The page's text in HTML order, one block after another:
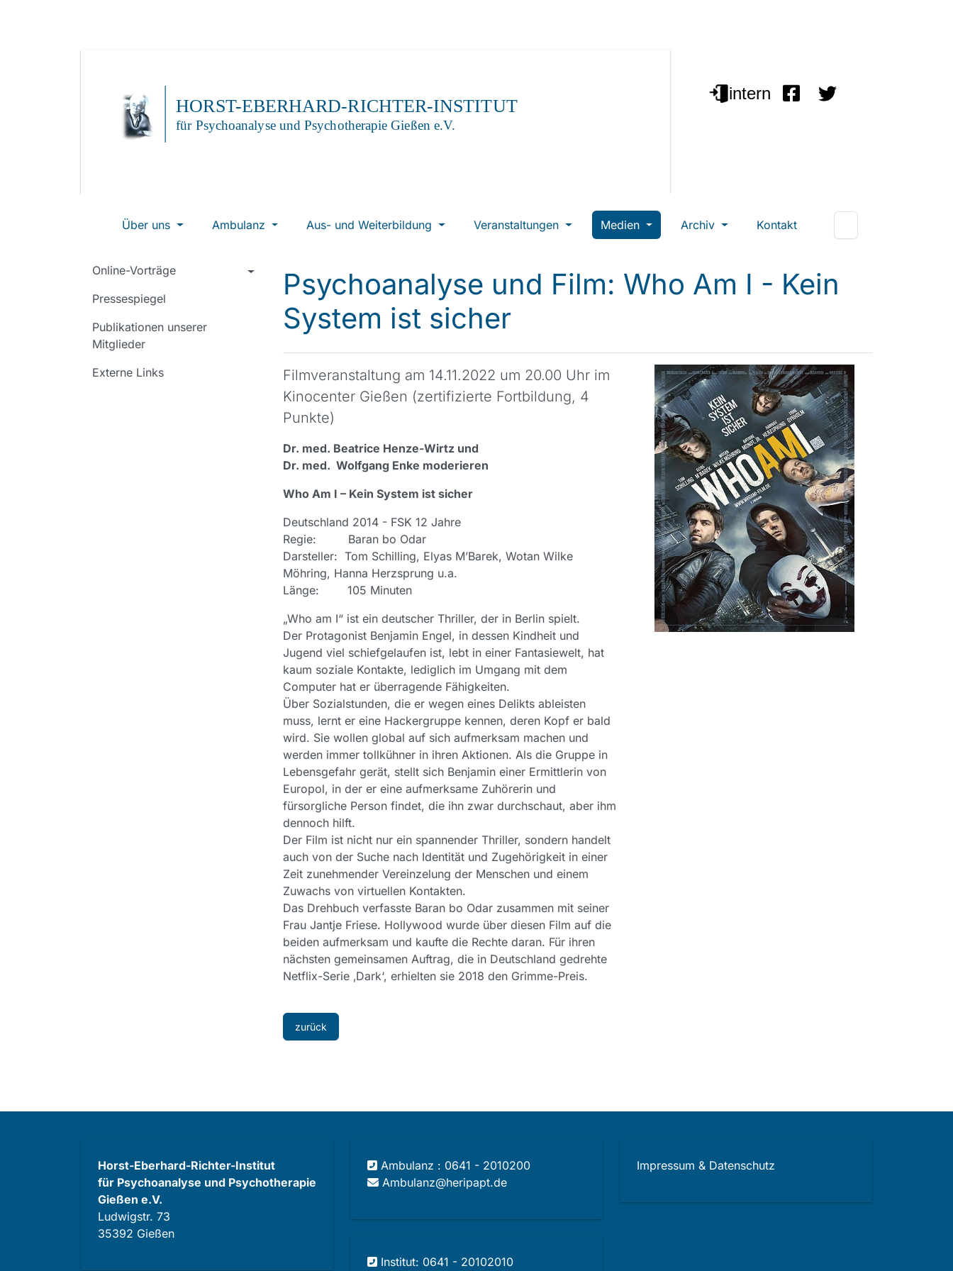
Über uns Ambulanz Aus- und Weiterbildung Veranstaltungen Medien Archiv Kontakt
Online-Vorträge
Pressespiegel
Publikationen unserer
Mitglieder
Externe Links
Psychoanalyse und Film: Who Am I - Kein
System ist sicher
Filmveranstaltung am 14.11.2022 um 20.00 Uhr im
Kinocenter Gießen (zertifizierte Fortbildung, 4
Punkte)
Dr. med. Beatrice Henze-Wirtz und
Dr. med. Wolfgang Enke moderieren
Who Am I – Kein System ist sicher
Deutschland 2014 - FSK 12 Jahre
Regie: Baran bo Odar
Darsteller: Tom Schilling, Elyas M’Barek, Wotan Wilke
Möhring, Hanna Herzsprung u.a.
Länge: 105 Minuten
„Who am I“ ist ein deutscher Thriller, der in Berlin spielt.
Der Protagonist Benjamin Engel, in dessen Kindheit und
Jugend viel schiefgelaufen ist, lebt in einer Fantasiewelt, hat
kaum soziale Kontakte, lediglich im Umgang mit dem
Computer hat er überragende Fähigkeiten.
Über Sozialstunden, die er wegen eines Delikts ableisten
muss, lernt er eine Hackergruppe kennen, deren Kopf er bald
wird. Sie wollen global auf sich aufmerksam machen und
werden immer tollkühner in ihren Aktionen. Als die Gruppe in
Lebensgefahr gerät, stellt sich Benjamin einer Ermittlerin von
Europol, in der er eine aufmerksame Zuhörerin und
fürsorgliche Person findet, die ihn zwar durchschaut, aber ihm
dennoch hilft.
Der Film ist nicht nur ein spannender Thriller, sondern handelt
auch von der Suche nach Identität und Zugehörigkeit in einer
Zeit zunehmender Vereinzelung der Menschen und einem
Zuwachs von virtuellen Kontakten.
Das Drehbuch verfasste Baran bo Odar zusammen mit seiner
Frau Jantje Friese. Hollywood wurde über diesen Film auf die
beiden aufmerksam und kaufte die Rechte daran. Für ihren
nächsten gemeinsamen Auftrag, die in Deutschland gedrehte
Netflix-Serie ‚Dark‘, erhielten sie 2018 den Grimme-Preis.
zurück
Horst-Eberhard-Richter-Institut
für Psychoanalyse und Psychotherapie
Gießen e.V.
Ludwigstr. 73
35392 Gießen
Ambulanz : 0641 - 2010200
Ambulanz@heripapt.de
Institut: 0641 - 20102010
Impressum & Datenschutz